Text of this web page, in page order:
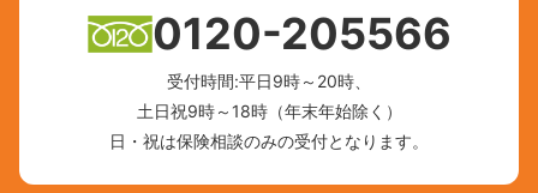
0120-205566
受付時間:平日9時～20時、
土日祝9時～18時（年末年始除く）
日・祝は保険相談のみの受付となります。